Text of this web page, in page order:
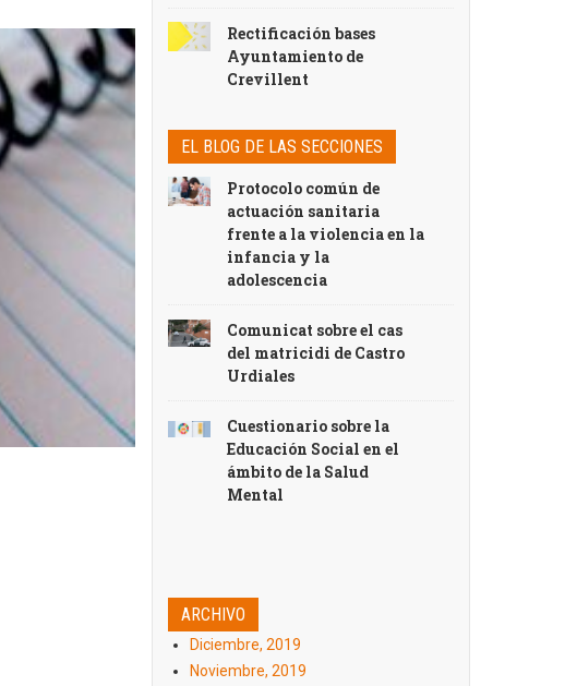
Rectificación bases
Ayuntamiento de
Crevillent
EL BLOG DE LAS SECCIONES
Protocolo común de
actuación sanitaria
frente a la violencia en la
infancia y la
adolescencia
Comunicat sobre el cas
del matricidi de Castro
Urdiales
Cuestionario sobre la
Educación Social en el
ámbito de la Salud
Mental
ARCHIVO
Diciembre, 2019
Noviembre, 2019